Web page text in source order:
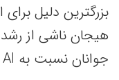
بزرگترین دلیل
جوانان نسبت به AI در محل کار خوش‌بین‌تر هستند.